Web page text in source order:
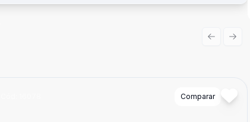
Comparar
Previous